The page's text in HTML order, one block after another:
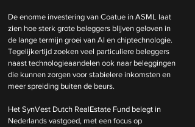
De enorme investering van Coatue in ASML laat
zien hoe sterk grote beleggers blijven geloven in
de lange termijn groei van AI en chiptechnologie.
Tegelijkertijd zoeken veel particuliere beleggers
naast technologieaandelen ook naar beleggingen
die kunnen zorgen voor stabielere inkomsten en
meer spreiding buiten de beurs.
Het SynVest Dutch RealEstate Fund belegt in
Nederlands vastgoed, met een focus op